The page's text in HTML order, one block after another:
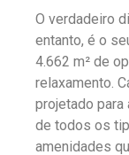
O verdadeiro
entanto, é o
4.662 m² de
relaxamento.
projetado
de todos os
amenidades